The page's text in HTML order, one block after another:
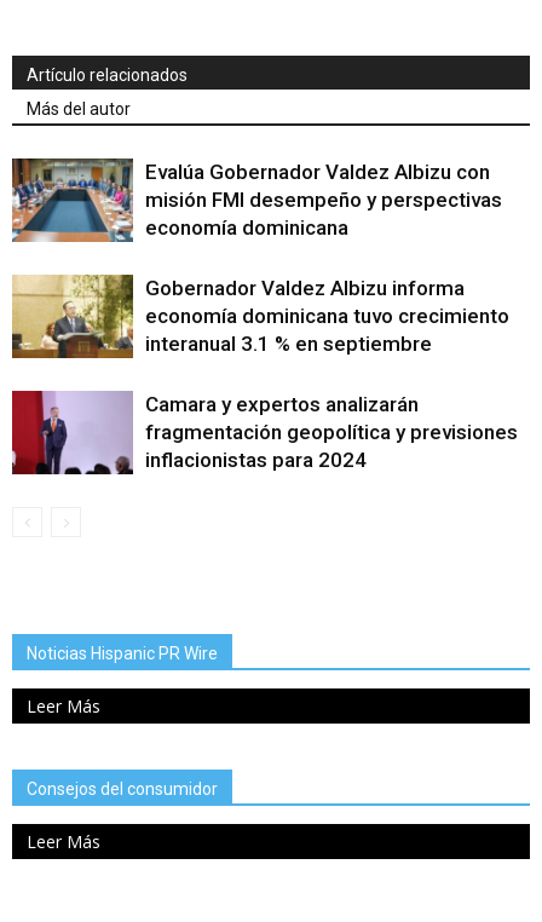
Artículo relacionados
Más del autor
Evalúa Gobernador Valdez Albizu con
misión FMI desempeño y perspectivas
economía dominicana
Gobernador Valdez Albizu informa
economía dominicana tuvo crecimiento
interanual 3.1 % en septiembre
Camara y expertos analizarán
fragmentación geopolítica y previsiones
inflacionistas para 2024
Noticias Hispanic PR Wire
Leer Más
Consejos del consumidor
Leer Más